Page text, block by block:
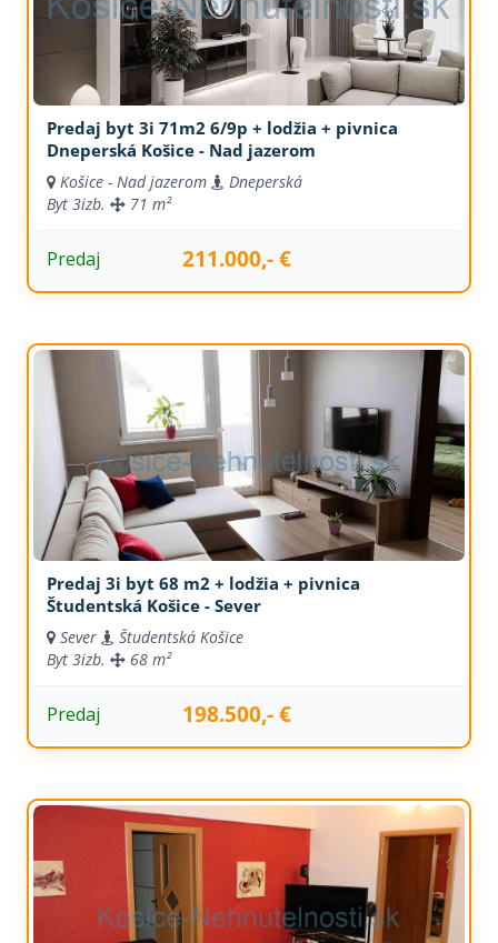
Predaj byt 3i 71m2 6/9p + lodžia + pivnica
Dneperská Košice - Nad jazerom
Košice - Nad jazerom
Dneperská
Byt 3izb. 71 m²
Predaj 211.000,- €
Predaj 3i byt 68 m2 + lodžia + pivnica
Študentská Košice - Sever
Sever
Študentská Košice
Byt 3izb. 68 m²
Predaj 198.500,- €